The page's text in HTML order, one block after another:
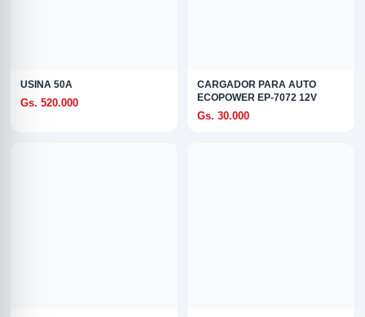
USINA 50A
Gs. 520.000
CARGADOR PARA AUTO
ECOPOWER EP-7072 12V
Gs. 30.000